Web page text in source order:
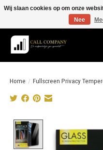
Vóór 19:00 besteld morgen in huis!
Home / Fullscreen Privacy
Wij slaan cookies op om onze
Nee